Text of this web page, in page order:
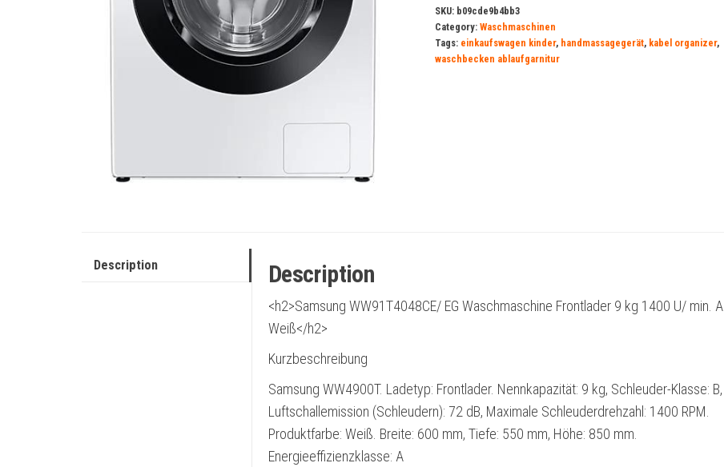
SKU: b09cde9b4bb3
Category: Waschmaschinen
Tags: einkaufswagen kinder, handmassagegerät, kabel organizer,
waschbecken ablaufgarnitur
Description Description
<h2>Samsung WW91T4048CE/ EG Waschmaschine Frontlader 9 kg 1400 U/ min. A
Weiß</h2>
Kurzbeschreibung
Samsung WW4900T. Ladetyp: Frontlader. Nennkapazität: 9 kg, Schleuder-Klasse: B,
Luftschallemission (Schleudern): 72 dB, Maximale Schleuderdrehzahl: 1400 RPM.
Produktfarbe: Weiß. Breite: 600 mm, Tiefe: 550 mm, Höhe: 850 mm.
Energieeffizienzklasse: A